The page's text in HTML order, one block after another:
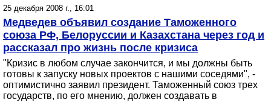
25 декабря 2008 г., 16:01
Медведев объявил создание Таможенного
союза РФ, Белоруссии и Казахстана через год и
рассказал про жизнь после кризиса
"Кризис в любом случае закончится, и мы должны быть
готовы к запуску новых проектов с нашими соседями", -
оптимистично заявил президент. Таможенный союз трех
государств, по его мнению, должен создавать в